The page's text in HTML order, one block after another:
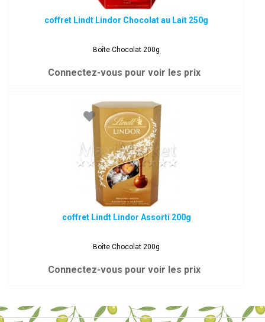
coffret Lindt Lindor Chocolat au Lait 250g
Boîte Chocolat 200g
Connectez-vous pour voir les prix
coffret Lindt Lindor Assorti 200g
Boîte Chocolat 200g
Connectez-vous pour voir les prix